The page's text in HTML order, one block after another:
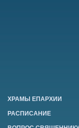
ХРАМЫ ЕПАРХИИ
РАСПИСАНИЕ